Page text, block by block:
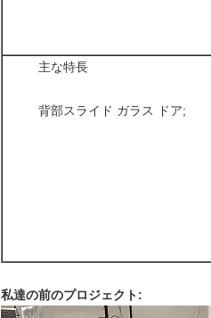
主な特長
背部スライド ガラス ドア;
私達の前のプロジェクト: